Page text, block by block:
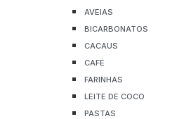
AVEIAS
BICARBONATOS
CACAUS
CAFÉ
FARINHAS
LEITE DE COCO
PASTAS